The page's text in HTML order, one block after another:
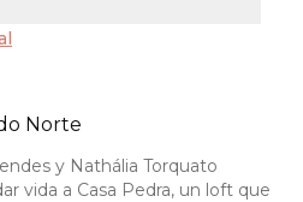
Norte
y Nathália Torquato
vida a Casa Pedra, un loft que